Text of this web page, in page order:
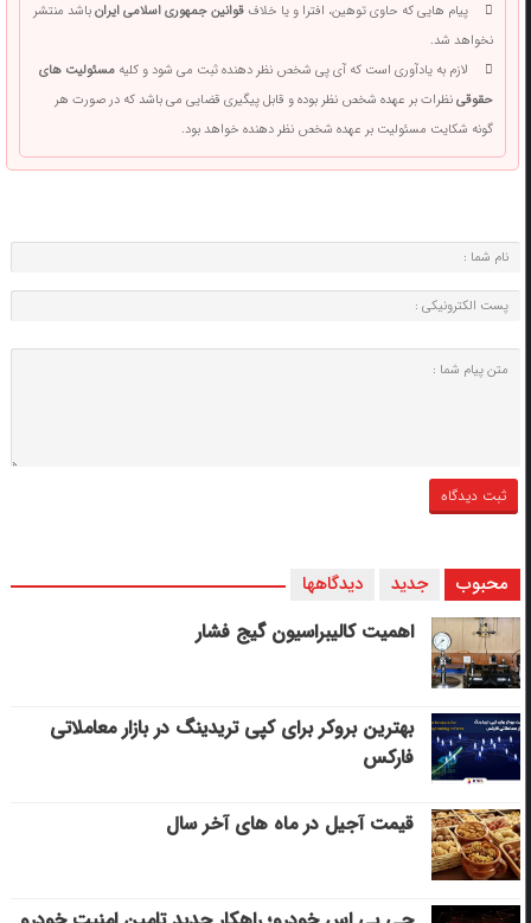
پیام هایی که حاوی توهین، افترا و یا خلافقوانین جمهوری اسلامی ایرانباشد منتشر
نخواهد شد.
لازم به یادآوری است که آی پی شخص نظر دهنده ثبت می شود و کلیهمسئولیت های
حقوقینظرات بر عهده شخص نظر بوده و قابل پیگیری قضایی می باشد که در صورت هر
گونه شکایت مسئولیت بر عهده شخص نظر دهنده خواهد بود.
محبوب جدید دیدگاهها
اهمیت کالیبراسیون گیج فشار
بهترین بروکر برای کپی‌ تریدینگ در بازار معاملاتی
فارکس
قیمت آجیل در ماه های آخر سال